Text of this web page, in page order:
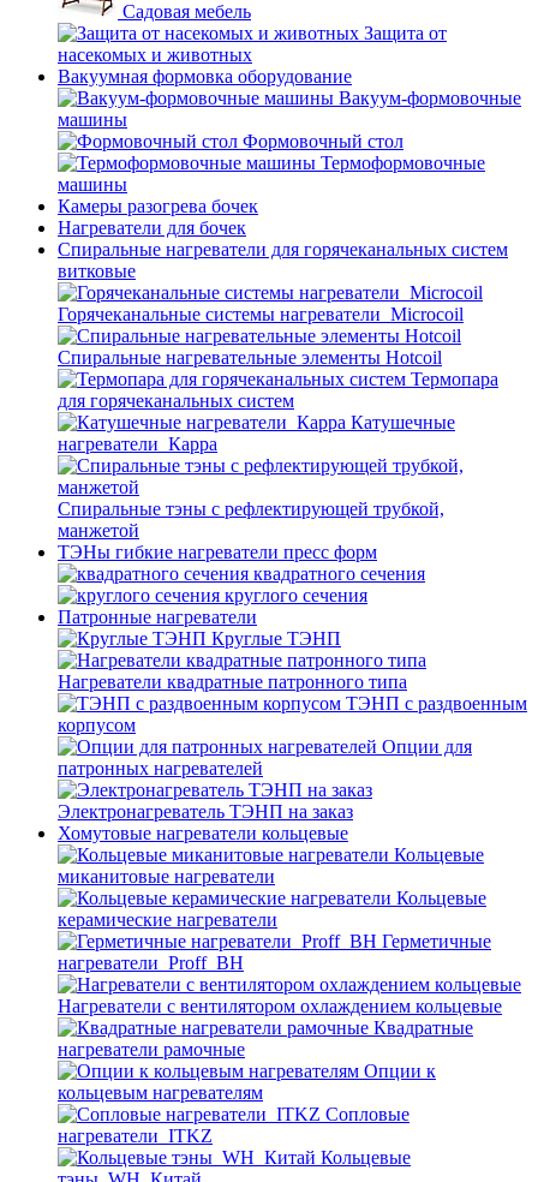
Садовая мебель
Защита от
насекомых и животных
Вакуумная формовка оборудование
Вакуум-формовочные
машины
Формовочный стол
Термоформовочные
машины
Камеры разогрева бочек
Нагреватели для бочек
Спиральные нагреватели для горячеканальных систем
витковые
Горячеканальные системы нагреватели_Microcoil
Спиральные нагревательные элементы Hotcoil
Термопара
для горячеканальных систем
Катушечные
нагреватели_Карра
Спиральные тэны с рефлектирующей трубкой,
манжетой
ТЭНы гибкие нагреватели пресс форм
квадратного сечения
круглого сечения
Патронные нагреватели
Круглые ТЭНП
Нагреватели квадратные патронного типа
ТЭНП с раздвоенным
корпусом
Опции для
патронных нагревателей
Электронагреватель ТЭНП на заказ
Хомутовые нагреватели кольцевые
Кольцевые
миканитовые нагреватели
Кольцевые
керамические нагреватели
Герметичные
нагреватели_Proff_BH
Нагреватели с вентилятором охлаждением кольцевые
Квадратные
нагреватели рамочные
Опции к
кольцевым нагревателям
Cопловые
нагреватели_ITKZ
Кольцевые